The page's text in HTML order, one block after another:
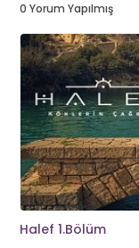
0 Yorum Yapılmış
Halef 1.Bölüm